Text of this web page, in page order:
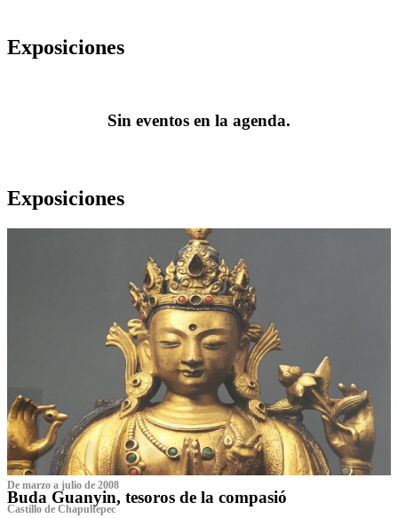
Exposiciones
Sin eventos en la agenda.
Exposiciones
De marzo a julio de 2008
Buda Guanyin, tesoros de la compasió
Castillo de Chapultepec